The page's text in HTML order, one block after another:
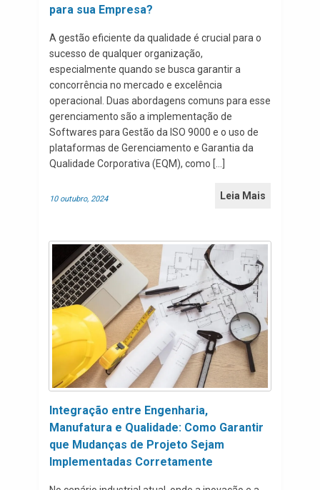
para sua Empresa?
A gestão eficiente da qualidade é crucial para o
sucesso de qualquer organização,
especialmente quando se busca garantir a
concorrência no mercado e excelência
operacional. Duas abordagens comuns para esse
gerenciamento são a implementação de
Softwares para Gestão da ISO 9000 e o uso de
plataformas de Gerenciamento e Garantia da
Qualidade Corporativa (EQM), como […]
10 outubro, 2024 Leia Mais
Integração entre Engenharia,
Manufatura e Qualidade: Como Garantir
que Mudanças de Projeto Sejam
Implementadas Corretamente